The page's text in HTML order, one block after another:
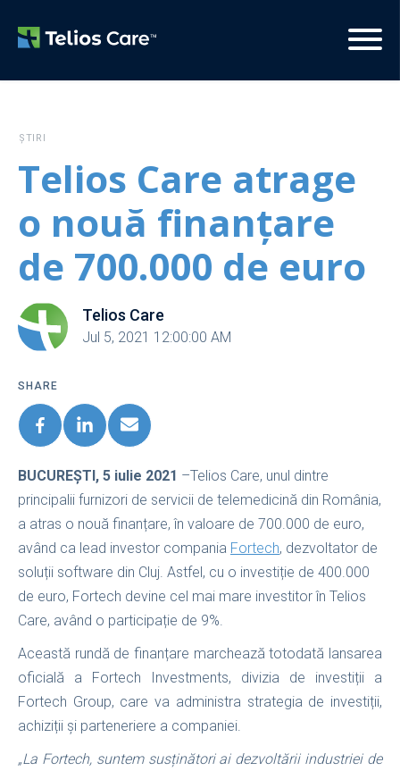
ȘTIRI
Telios Care atrage
o nouă finanțare
de 700.000 de euro
Telios Care
Jul 5, 2021 12:00:00 AM
SHARE
BUCUREȘTI, 5 iulie 2021 –Telios Care, unul dintre
principalii furnizori de servicii de telemedicină din România,
a atras o nouă finanțare, în valoare de 700.000 de euro,
având ca lead investor compania Fortech, dezvoltator de
soluții software din Cluj. Astfel, cu o investiție de 400.000
de euro, Fortech devine cel mai mare investitor în Telios
Care, având o participație de 9%.
Această rundă de finanțare marchează totodată lansarea
oficială a Fortech Investments, divizia de investiții a
Fortech Group, care va administra strategia de investiții,
achiziții și parteneriere a companiei.
„La Fortech, suntem susținători ai dezvoltării industriei de